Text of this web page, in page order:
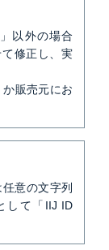
以外の場合
修正し、実
販売元にお
意の文字列
して「IIJ ID